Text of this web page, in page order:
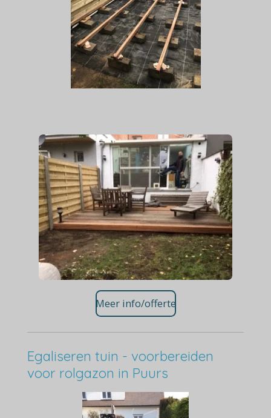
Meer info/offerte
Egaliseren tuin - voorbereiden
voor rolgazon in Puurs